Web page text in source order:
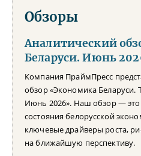
Обзоры
Аналитический
Беларуси. Июнь
Компания ПраймПресс
обзор «Экономика Беларуси.
Июнь 2026». Наш обзор — это
состояния белорусской
ключевые драйверы роста,
на ближайшую перспективу.